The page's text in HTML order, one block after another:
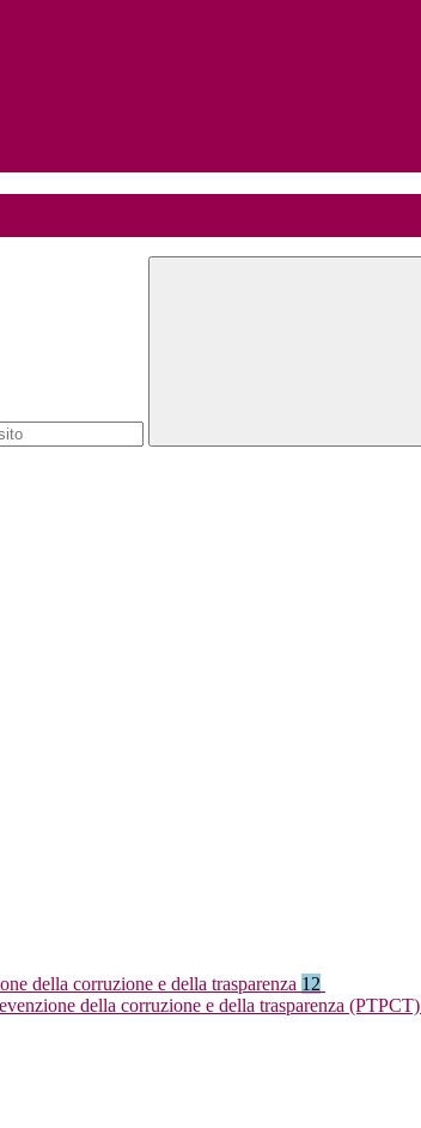
della corruzione e della trasparenza 12
della corruzione e della trasparenza (PTPCT)